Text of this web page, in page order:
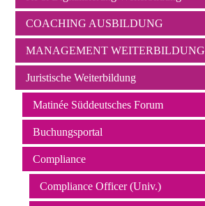
überspringen
COACHING AUSBILDUNG
MANAGEMENT WEITERBILDUNG
Juristische Weiterbildung
Matinée Süddeutsches Forum
Buchungsportal
Compliance
Compliance Officer (Univ.)